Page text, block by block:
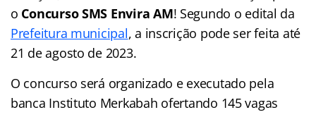
o Concurso SMS Envira AM! Segundo o edital da
Prefeitura municipal, a inscrição pode ser feita até
21 de agosto de 2023.
O concurso será organizado e executado pela
banca Instituto Merkabah ofertando 145 vagas